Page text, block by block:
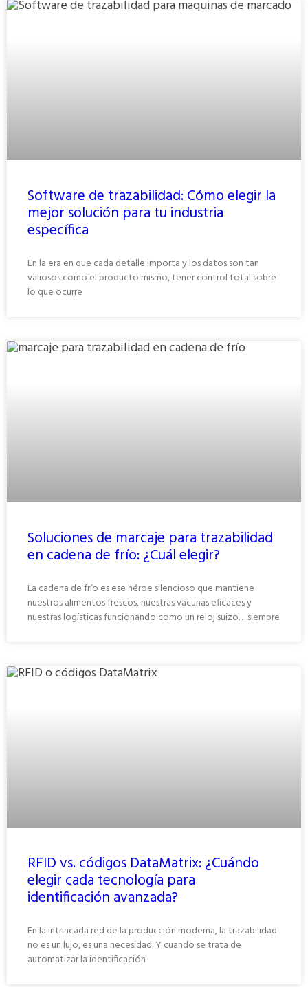
Software de trazabilidad: Cómo elegir la
mejor solución para tu industria
específica
En la era en que cada detalle importa y los datos son tan
valiosos como el producto mismo, tener control total sobre
lo que ocurre
Soluciones de marcaje para trazabilidad
en cadena de frío: ¿Cuál elegir?
La cadena de frío es ese héroe silencioso que mantiene
nuestros alimentos frescos, nuestras vacunas eficaces y
nuestras logísticas funcionando como un reloj suizo… siempre
RFID vs. códigos DataMatrix: ¿Cuándo
elegir cada tecnología para
identificación avanzada?
En la intrincada red de la producción moderna, la trazabilidad
no es un lujo, es una necesidad. Y cuando se trata de
automatizar la identificación